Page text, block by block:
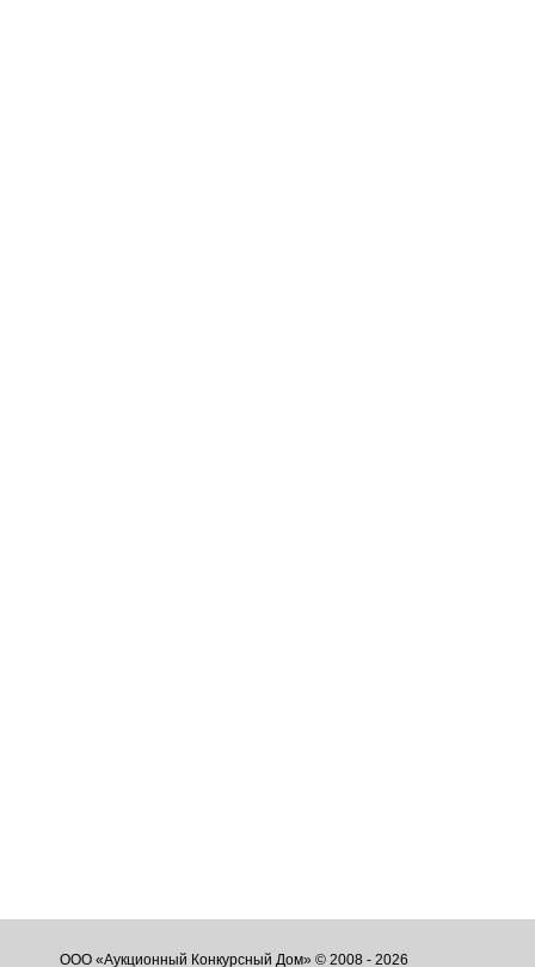
ООО «Аукционный Конкурсный Дом» © 2008 - 2026